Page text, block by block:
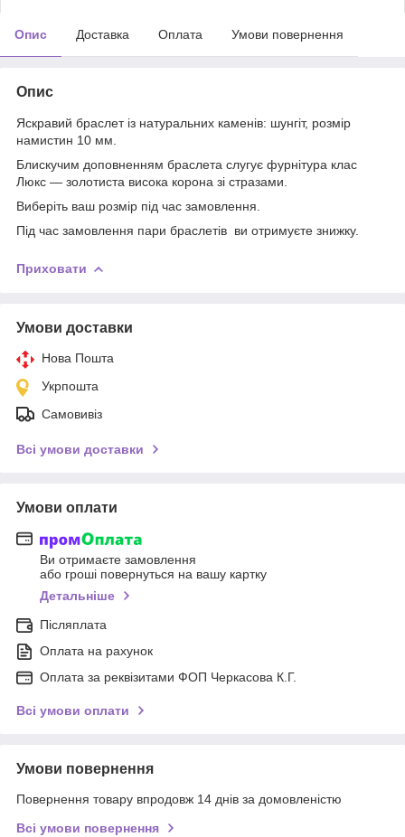
Опис Доставка Оплата Умови повернення
Опис
Яскравий браслет із натуральних каменів: шунгіт, розмір
намистин 10 мм.
Блискучим доповненням браслета слугує фурнітура клас
Люкс — золотиста висока корона зі стразами.
Виберіть ваш розмір під час замовлення.
Під час замовлення пари браслетів ви отримуєте знижку.
Приховати
Умови доставки
Нова Пошта
Укрпошта
Самовивіз
Всі умови доставки
Умови оплати
Ви отримаєте замовлення
або гроші повернуться на вашу картку
Детальніше
Післяплата
Оплата на рахунок
Оплата за реквізитами ФОП Черкасова К.Г.
Всі умови оплати
Умови повернення
Повернення товару впродовж 14 днів за домовленістю
Всі умови повернення